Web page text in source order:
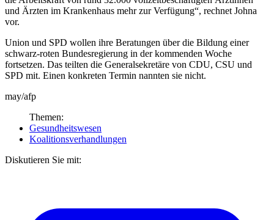
und Ärzten im Krankenhaus mehr zur Verfügung“, rechnet Johna
vor.
Union und SPD wollen ihre Beratungen über die Bildung einer
schwarz-roten Bundesregierung in der kommenden Woche
fortsetzen. Das teilten die Generalsekretäre von CDU, CSU und
SPD mit. Einen konkreten Termin nannten sie nicht.
may/afp
Themen:
Gesundheitswesen
Koalitionsverhandlungen
Diskutieren Sie mit: